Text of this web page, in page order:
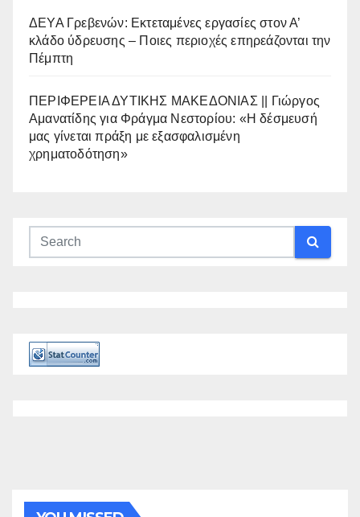
ΔΕΥΑ Γρεβενών: Εκτεταμένες εργασίες στον Α’
κλάδο ύδρευσης – Ποιες περιοχές επηρεάζονται την
Πέμπτη
ΠΕΡΙΦΕΡΕΙΑ ΔΥΤΙΚΗΣ ΜΑΚΕΔΟΝΙΑΣ || Γιώργος
Αμανατίδης για Φράγμα Νεστορίου: «Η δέσμευσή
μας γίνεται πράξη με εξασφαλισμένη
χρηματοδότηση»